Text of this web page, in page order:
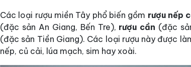
Các loại rượu miền Tây phổ biến gồm rượu nếp
(đặc sản An Giang, Bến Tre), rượu cần (đặc
(đặc sản Tiền Giang). Các loại rượu này được
nếp, củ cải, lúa mạch, sim hay xoài.